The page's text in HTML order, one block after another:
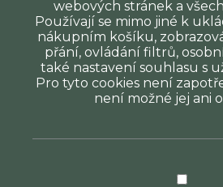
webových stránek a
Používají se mimo jiné k
nákupním košíku,
přání, ovládání filtrů,
také nastavení souhlasu s
Pro tyto cookies není
není možné jej ani